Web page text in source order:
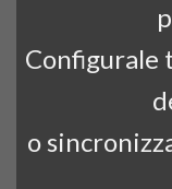
Configurale
o